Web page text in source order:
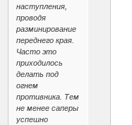
наступления,
проводя
разминирование
переднего края.
Часто это
приходилось
делать под
огнем
противника. Тем
не менее саперы
успешно